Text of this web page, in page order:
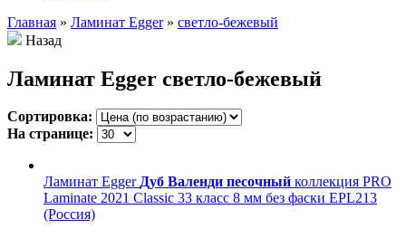
Главная » Ламинат Egger » светло-бежевый
Назад
Ламинат Egger светло-бежевый
Сортировка:
На странице:
Ламинат EggerДуб Валенди песочный коллекция PRO
Laminate 2021 Classic 33 класс 8 мм без фаски EPL213
(Россия)